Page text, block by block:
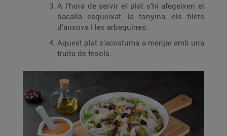
A l’hora de servir el plat s’hi afegeixen el
bacallà esqueixat, la tonyina, els filets
d’anxova i les arbequines.
Aquest plat s’acostuma a menjar amb una
truita de fesols.